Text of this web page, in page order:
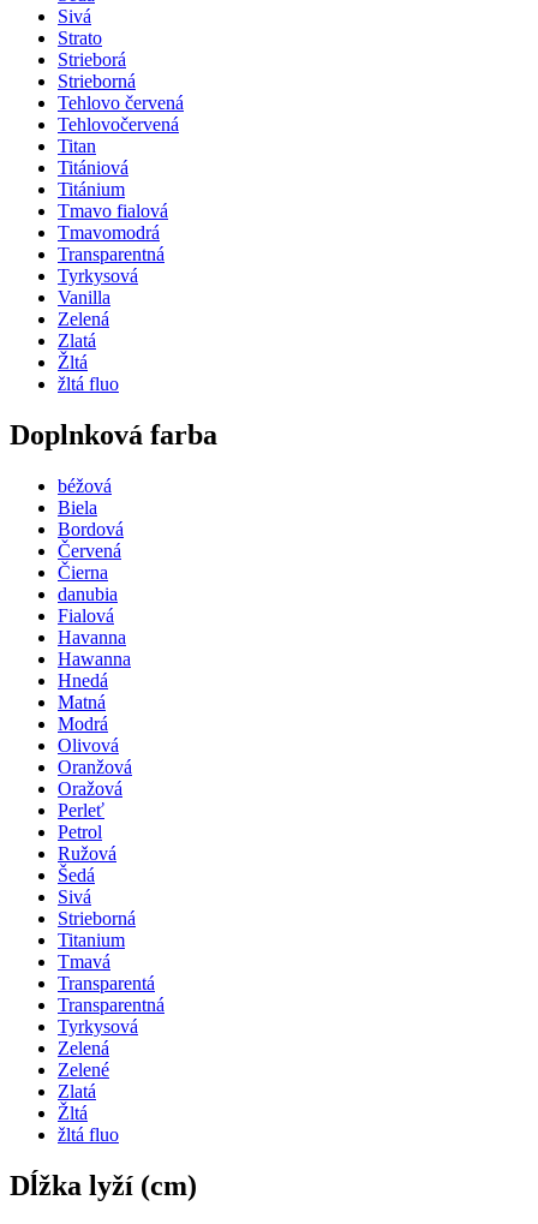
Sivá
Strato
Strieborá
Strieborná
Tehlovo červená
Tehlovočervená
Titan
Titániová
Titánium
Tmavo fialová
Tmavomodrá
Transparentná
Tyrkysová
Vanilla
Zelená
Zlatá
Žltá
žltá fluo
Doplnková farba
béžová
Biela
Bordová
Červená
Čierna
danubia
Fialová
Havanna
Hawanna
Hnedá
Matná
Modrá
Olivová
Oranžová
Oražová
Perleť
Petrol
Ružová
Šedá
Sivá
Strieborná
Titanium
Tmavá
Transparentá
Transparentná
Tyrkysová
Zelená
Zelené
Zlatá
Žltá
žltá fluo
Dĺžka lyží (cm)